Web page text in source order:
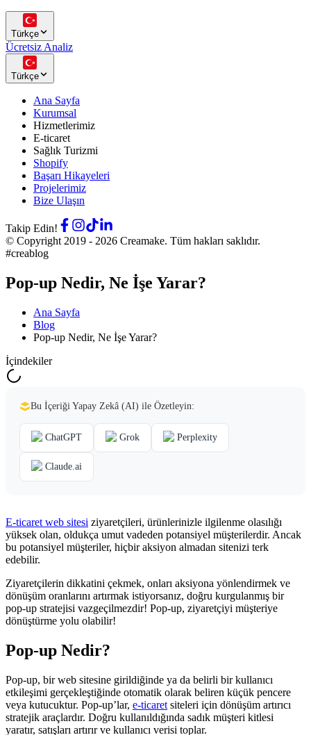
Türkçe
Ücretsiz Analiz
Türkçe
Ana Sayfa
Kurumsal
Hizmetlerimiz
E-ticaret
Sağlık Turizmi
Shopify
Başarı Hikayeleri
Projelerimiz
Bize Ulaşın
Takip Edin!
© Copyright 2019 - 2026 Creamake. Tüm hakları saklıdır.
#creablog
Pop-up Nedir, Ne İşe Yarar?
Ana Sayfa
Blog
Pop-up Nedir, Ne İşe Yarar?
İçindekiler
Bu İçeriği Yapay Zekâ (AI) ile Özetleyin:
ChatGPT Grok Perplexity
Claude.ai
E-ticaret web sitesi ziyaretçileri, ürünlerinizle ilgilenme olasılığı
yüksek olan, oldukça umut vadeden potansiyel müşterilerdir. Ancak
bu potansiyel müşteriler, hiçbir aksiyon almadan sitenizi terk
edebilir.
Ziyaretçilerin dikkatini çekmek, onları aksiyona yönlendirmek ve
dönüşüm oranlarını artırmak istiyorsanız, doğru kurgulanmış bir
pop-up stratejisi vazgeçilmezdir! Pop-up, ziyaretçiyi müşteriye
dönüştürme yolu olabilir!
Pop-up Nedir?
Pop-up, bir web sitesine girildiğinde ya da belirli bir kullanıcı
etkileşimi gerçekleştiğinde otomatik olarak beliren küçük pencere
veya kutucuktur. Pop-up’lar, e-ticaret siteleri için dönüşüm artırıcı
stratejik araçlardır. Doğru kullanıldığında sadık müşteri kitlesi
yaratır, satışları artırır ve kullanıcı verisi toplar.